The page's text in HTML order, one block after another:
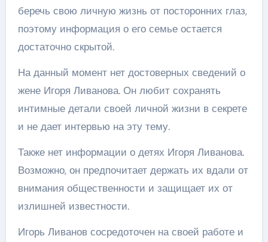
беречь свою личную жизнь от посторонних глаз,
поэтому информация о его семье остается
достаточно скрытой.
На данный момент нет достоверных сведений о
жене Игоря Ливанова. Он любит сохранять
интимные детали своей личной жизни в секрете
и не дает интервью на эту тему.
Также нет информации о детях Игоря Ливанова.
Возможно, он предпочитает держать их вдали от
внимания общественности и защищает их от
излишней известности.
Игорь Ливанов сосредоточен на своей работе и